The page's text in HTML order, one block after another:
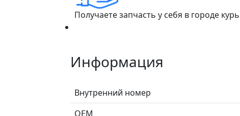
Получаете запчасть у себя в городе
Информация
Внутренний номер
ОЕМ